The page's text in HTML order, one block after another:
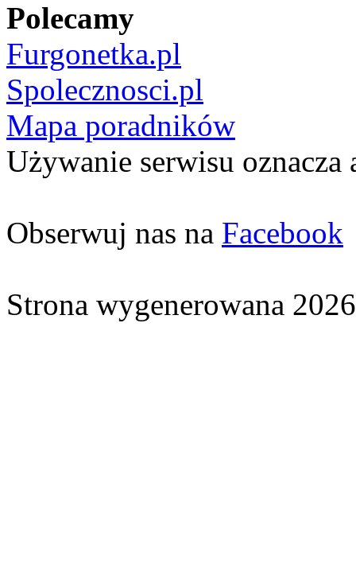
Polecamy
Furgonetka.pl
Spolecznosci.pl
Mapa poradników
Używanie serwisu oznacza
Obserwuj nas na Facebook
Strona wygenerowana